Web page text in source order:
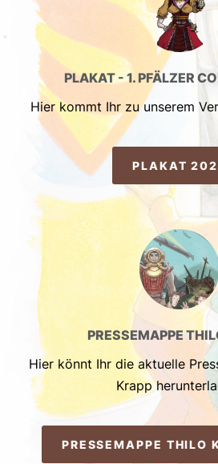
PLAKAT - 1. PFÄLZER
Hier kommt Ihr zu unserem
PLAKAT
PRESSEMAPPE
Hier könnt Ihr die aktuelle
Krapp
PRESSEMAPPE THILO